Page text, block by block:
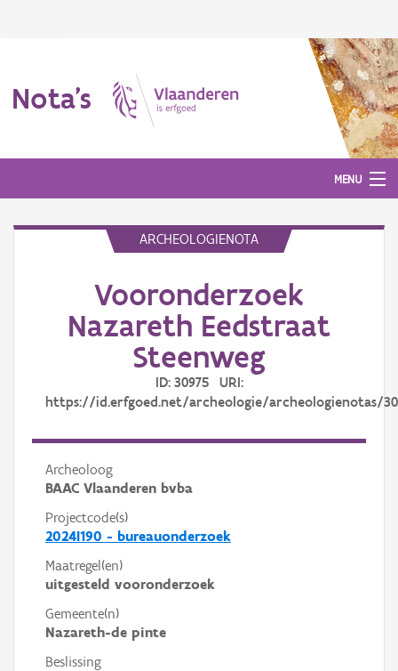
Nota's
MENU
ARCHEOLOGIENOTA
Vooronderzoek
Nazareth Eedstraat
Steenweg
ID: 30975 URI:
https://id.erfgoed.net/archeologie/archeologienotas/
Archeoloog
BAAC Vlaanderen bvba
Projectcode(s)
2024I190 - bureauonderzoek
Maatregel(en)
uitgesteld vooronderzoek
Gemeente(n)
Nazareth-de pinte
Beslissing